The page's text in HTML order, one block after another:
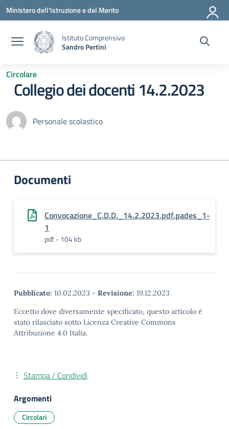
Vai ai contenuti
Vai al menu di navigazione
Vai al footer
Ministero dell'Istruzione e del Merito
Istituto Comprensivo
Sandro Pertini
Circolare
Collegio dei docenti 14.2.2023
Personale scolastico
Documenti
Convocazione_C.D.D._14.2.2023.pdf.pades_1-
1
pdf - 104 kb
Pubblicato: 10.02.2023 - Revisione: 19.12.2023
Eccetto dove diversamente specificato, questo articolo è
stato rilasciato sotto Licenza Creative Commons
Attribuzione 4.0 Italia.
Stampa / Condividi
Argomenti
Circolari